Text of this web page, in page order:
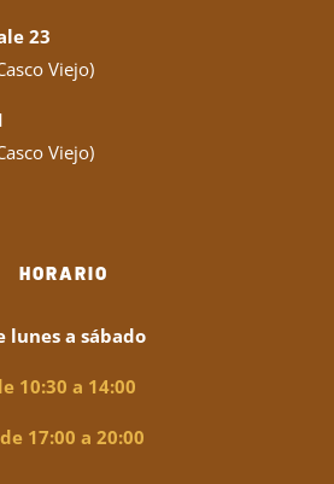
23
Viejo)
Viejo)
HORARIO
lunes a sábado
10:30 a 14:00
17:00 a 20:00